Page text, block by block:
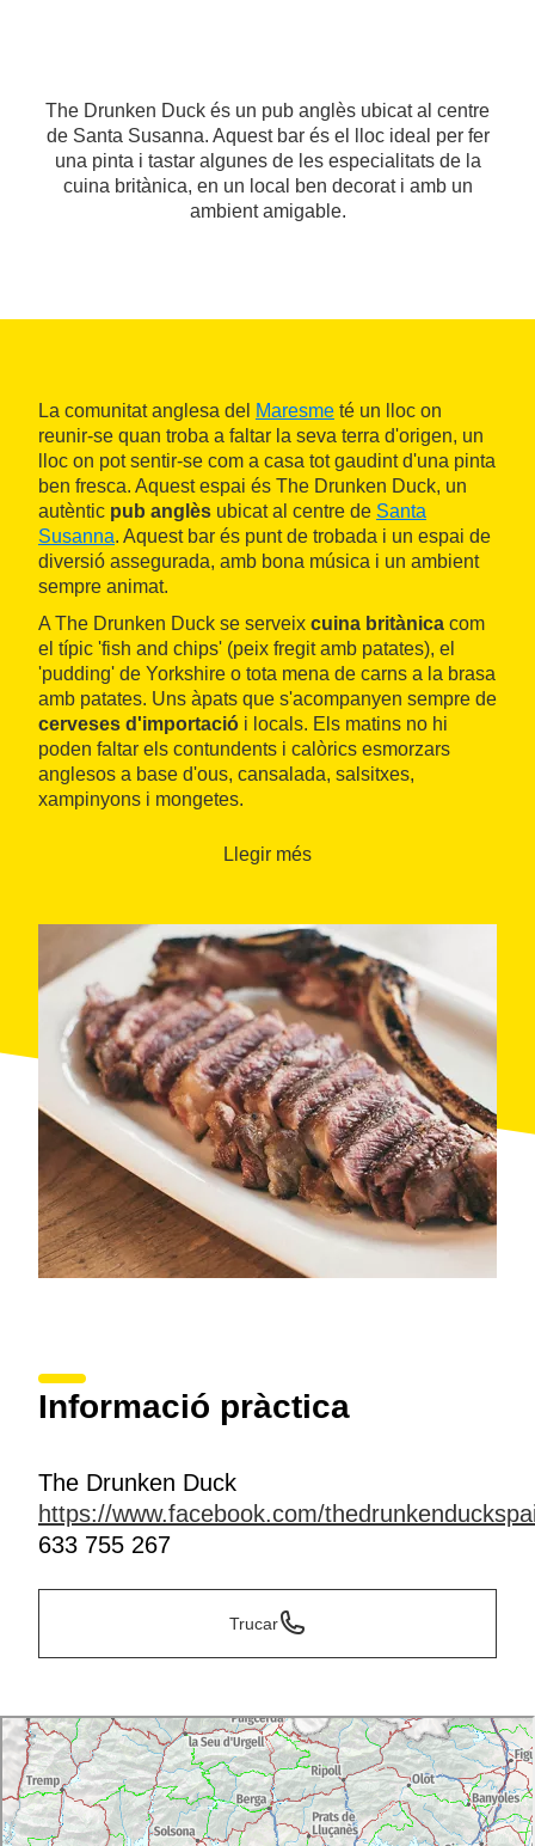
The Drunken Duck és un pub anglès ubicat al centre
de Santa Susanna. Aquest bar és el lloc ideal per fer
una pinta i tastar algunes de les especialitats de la
cuina britànica, en un local ben decorat i amb un
ambient amigable.
La comunitat anglesa del Maresme té un lloc on
reunir-se quan troba a faltar la seva terra d'origen, un
lloc on pot sentir-se com a casa tot gaudint d'una pinta
ben fresca. Aquest espai és The Drunken Duck, un
autèntic pub anglès ubicat al centre de Santa
Susanna. Aquest bar és punt de trobada i un espai de
diversió assegurada, amb bona música i un ambient
sempre animat.
A The Drunken Duck se serveix cuina britànica com
el típic 'fish and chips' (peix fregit amb patates), el
'pudding' de Yorkshire o tota mena de carns a la brasa
amb patates. Uns àpats que s'acompanyen sempre de
cerveses d'importació i locals. Els matins no hi
poden faltar els contundents i calòrics esmorzars
anglesos a base d'ous, cansalada, salsitxes,
xampinyons i mongetes.
Llegir més
Informació pràctica
The Drunken Duck
https://www.facebook.com/
633 755 267
Trucar